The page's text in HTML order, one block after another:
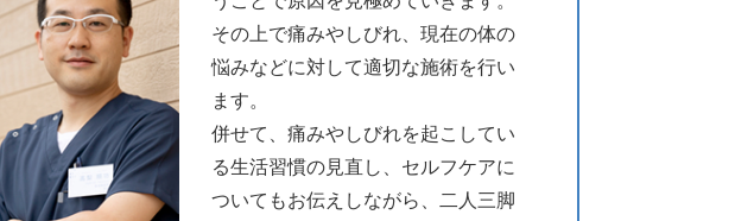
その上で痛みやしびれ、現在の体の
悩みなどに対して適切な施術を行い
ます。
併せて、痛みやしびれを起こしてい
る生活習慣の見直し、セルフケアに
ついてもお伝えしながら、二人三脚